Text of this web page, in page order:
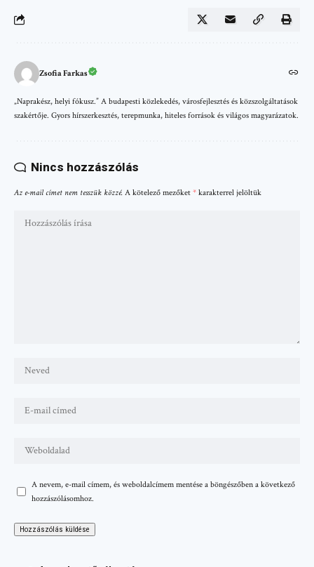
Zsofia Farkas
„Naprakész, helyi fókusz.” A budapesti közlekedés, városfejlesztés és közszolgáltatások
szakértője. Gyors hírszerkesztés, terepmunka, hiteles források és világos magyarázatok.
Nincs hozzászólás
Az e-mail címet nem tesszük közzé. A kötelező mezőket * karakterrel jelöltük
A nevem, e-mail címem, és weboldalcímem mentése a böngészőben a következő
hozzászólásomhoz.